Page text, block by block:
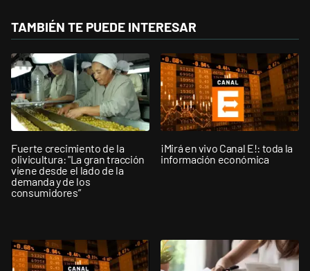
TAMBIÉN TE PUEDE INTERESAR
Fuerte crecimiento de la
olivicultura: "La gran tracción
viene desde el lado de la
demanda y de los
consumidores”
¡Mirá en vivo Canal E!: toda la
información económica